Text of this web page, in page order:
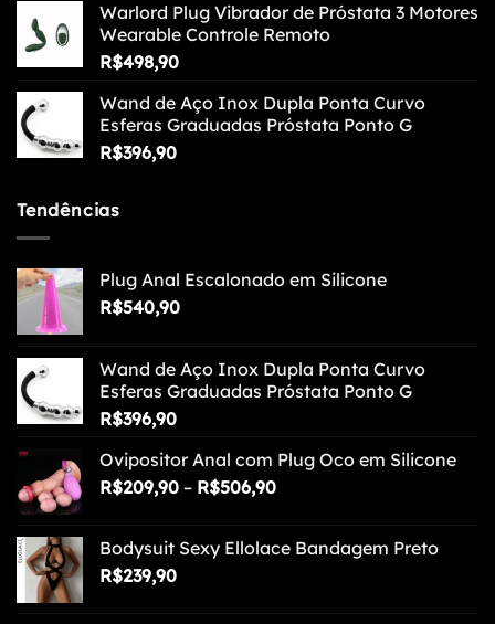
preço:
R$166,90
Warlord Plug Vibrador de Próstata 3 Motores
Wearable Controle Remoto
R$498,90
Wand de Aço Inox Dupla Ponta Curvo
Esferas Graduadas Próstata Ponto G
R$396,90
Tendências
Plug Anal Escalonado em Silicone
R$540,90
Wand de Aço Inox Dupla Ponta Curvo
Esferas Graduadas Próstata Ponto G
R$396,90
Ovipositor Anal com Plug Oco em Silicone
R$209,90 – R$506,90Faixa
R$209,90
Bodysuit Sexy Ellolace Bandagem Preto
R$239,90